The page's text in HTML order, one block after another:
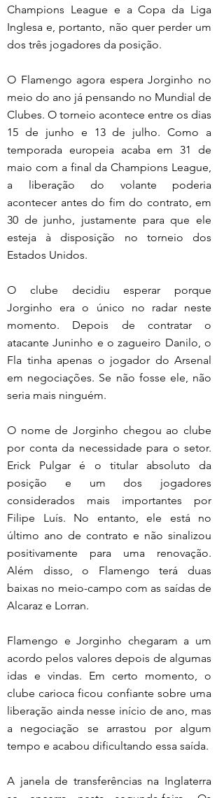
Champions League e a Copa da Liga
Inglesa e, portanto, não quer perder um
dos três jogadores da posição.
O Flamengo agora espera Jorginho no
meio do ano já pensando no Mundial de
Clubes. O torneio acontece entre os dias
15 de junho e 13 de julho. Como a
temporada europeia acaba em 31 de
maio com a final da Champions League,
a liberação do volante poderia
acontecer antes do fim do contrato, em
30 de junho, justamente para que ele
esteja à disposição no torneio dos
Estados Unidos.
O clube decidiu esperar porque
Jorginho era o único no radar neste
momento. Depois de contratar o
atacante Juninho e o zagueiro Danilo, o
Fla tinha apenas o jogador do Arsenal
em negociações. Se não fosse ele, não
seria mais ninguém.
O nome de Jorginho chegou ao clube
por conta da necessidade para o setor.
Erick Pulgar é o titular absoluto da
posição e um dos jogadores
considerados mais importantes por
Filipe Luís. No entanto, ele está no
último ano de contrato e não sinalizou
positivamente para uma renovação.
Além disso, o Flamengo terá duas
baixas no meio-campo com as saídas de
Alcaraz e Lorran.
Flamengo e Jorginho chegaram a um
acordo pelos valores depois de algumas
idas e vindas. Em certo momento, o
clube carioca ficou confiante sobre uma
liberação ainda nesse início de ano, mas
a negociação se arrastou por algum
tempo e acabou dificultando essa saída.
A janela de transferências na Inglaterra